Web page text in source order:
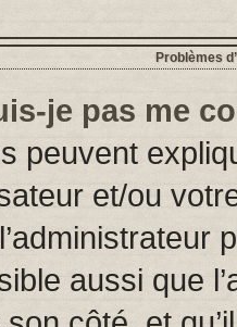
Problèmes
je pas me
peuvent
et/ou
aussi que